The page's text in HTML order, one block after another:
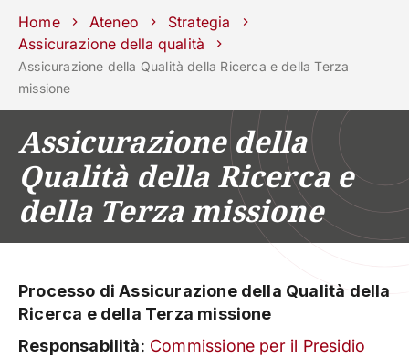
Scuole Dipartimenti CentriSostieni
Unipd
phone mail search
STUDIARE
RICERCA CAMPUS
IMPRESE E IMPATTO
ATENEO
Servizi
Home Ateneo
Strategia
Assicurazione della qualità
Assicurazione della Qualità della Ricerca e della Terza
missione
Assicurazione della
Qualità della Ricerca e
della Terza missione
Processo di Assicurazione della Qualità della
Ricerca e della Terza missione
Responsabilità: Commissione per il Presidio